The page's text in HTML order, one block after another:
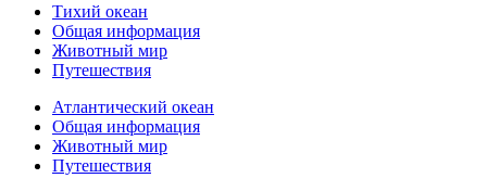
Тихий океан
Общая информация
Животный мир
Путешествия
Атлантический океан
Общая информация
Животный мир
Путешествия